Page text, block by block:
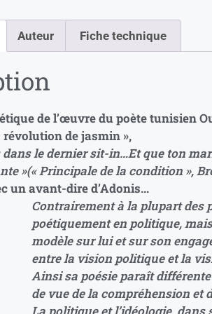
Auteur Fiche technique
de l’œuvre du poète tunisien
révolution de jasmin »,
dans le dernier sit-in…Et que ton
»(« Principale de la condition »,
un avant-dire d’Adonis…
Contrairement à la plupart des
poétiquement en politique,
modèle sur lui et sur son
entre la vision politique et la
Ainsi sa poésie paraît
de vue de la compréhension et